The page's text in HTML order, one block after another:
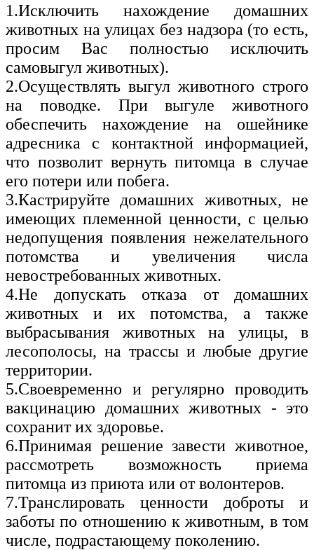
1.Исключить нахождение домашних
животных на улицах без надзора (то есть,
просим Вас полностью исключить
самовыгул животных).
2.Осуществлять выгул животного строго
на поводке. При выгуле животного
обеспечить нахождение на ошейнике
адресника с контактной информацией,
что позволит вернуть питомца в случае
его потери или побега.
3.Кастрируйте домашних животных, не
имеющих племенной ценности, с целью
недопущения появления нежелательного
потомства и увеличения числа
невостребованных животных.
4.Не допускать отказа от домашних
животных и их потомства, а также
выбрасывания животных на улицы, в
лесополосы, на трассы и любые другие
территории.
5.Своевременно и регулярно проводить
вакцинацию домашних животных - это
сохранит их здоровье.
6.Принимая решение завести животное,
рассмотреть возможность приема
питомца из приюта или от волонтеров.
7.Транслировать ценности доброты и
заботы по отношению к животным, в том
числе, подрастающему поколению.